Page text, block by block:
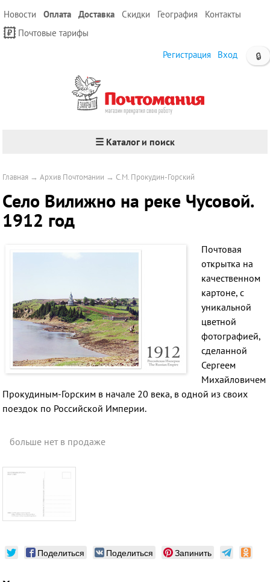
Новости Оплата Доставка Скидки География
Контакты
Почтовые тарифы
🔒
Регистрация Вход
☰ Каталог и поиск
Главная →Архив Почтомании → С.М. Прокудин-Горский
Село Вилижно на реке Чусовой.
1912 год
Почтовая
открытка на
качественном
картоне, с
уникальной
цветной
фотографией,
сделанной
Сергеем
Михайловичем
Прокудиным-Горским в начале 20 века, в одной из своих
поездок по Российской Империи.
больше нет в продаже
Поделиться Поделиться Запинить